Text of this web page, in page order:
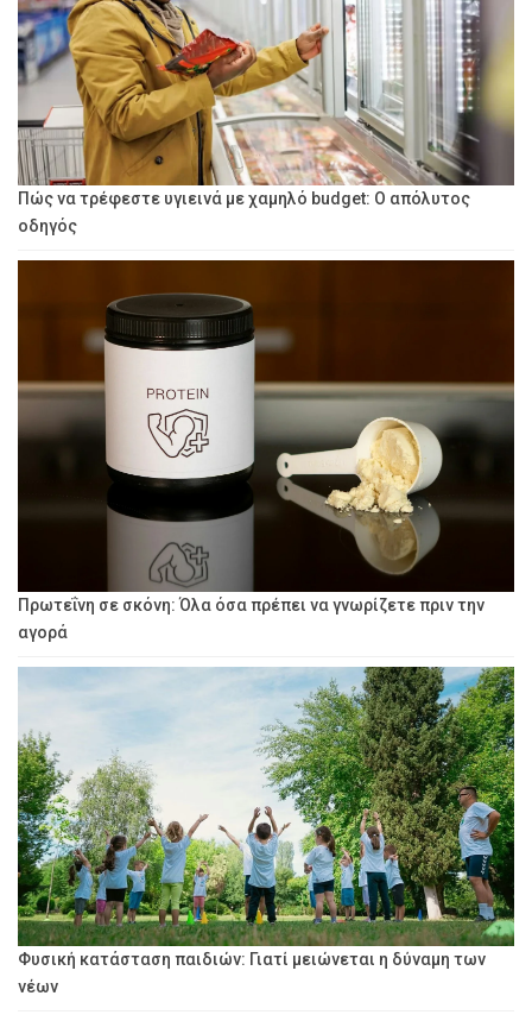
Πώς να τρέφεστε υγιεινά με χαμηλό budget: Ο απόλυτος
οδηγός
Πρωτεΐνη σε σκόνη: Όλα όσα πρέπει να γνωρίζετε πριν την
αγορά
Φυσική κατάσταση παιδιών: Γιατί μειώνεται η δύναμη των
νέων